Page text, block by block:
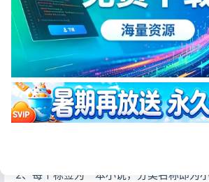
彩虹源码网
2026-06-05 22阅读
源码简介
XSnov主题是一款支持多本小说的小说站
方，配置简单，可快速搭建小说网站。
自带SEO功能，且专门为小说站点的特性
2、每个标签为一本小说，分类名称即为